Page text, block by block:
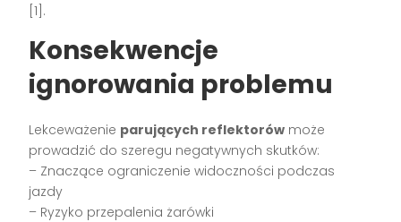
[1].
Konsekwencje
ignorowania problemu
Lekceważenie parujących reflektorów może
prowadzić do szeregu negatywnych skutków:
– Znaczące ograniczenie widoczności podczas
jazdy
– Ryzyko przepalenia żarówki